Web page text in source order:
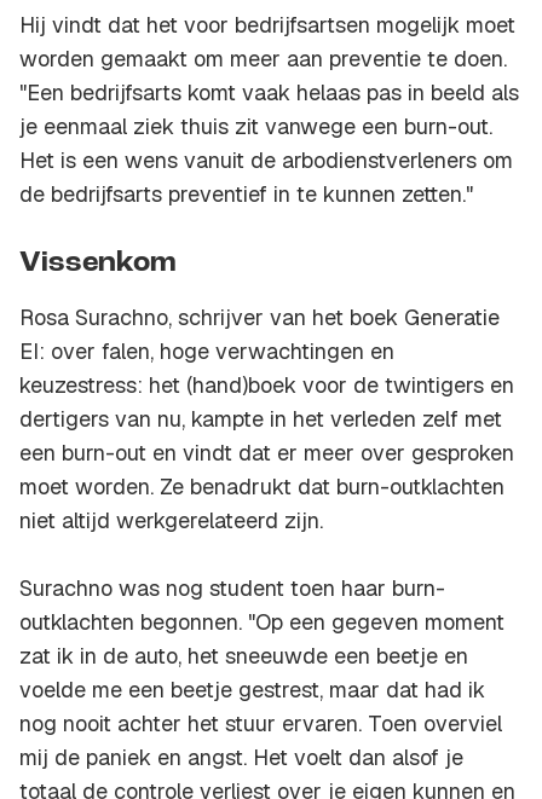
Hij vindt dat het voor bedrijfsartsen mogelijk moet
worden gemaakt om meer aan preventie te doen.
"Een bedrijfsarts komt vaak helaas pas in beeld als
je eenmaal ziek thuis zit vanwege een burn-out.
Het is een wens vanuit de arbodienstverleners om
de bedrijfsarts preventief in te kunnen zetten."
Vissenkom
Rosa Surachno, schrijver van het boek Generatie
EI: over falen, hoge verwachtingen en
keuzestress: het (hand)boek voor de twintigers en
dertigers van nu, kampte in het verleden zelf met
een burn-out en vindt dat er meer over gesproken
moet worden. Ze benadrukt dat burn-outklachten
niet altijd werkgerelateerd zijn.
Surachno was nog student toen haar burn-
outklachten begonnen. "Op een gegeven moment
zat ik in de auto, het sneeuwde een beetje en
voelde me een beetje gestrest, maar dat had ik
nog nooit achter het stuur ervaren. Toen overviel
mij de paniek en angst. Het voelt dan alsof je
totaal de controle verliest over je eigen kunnen en